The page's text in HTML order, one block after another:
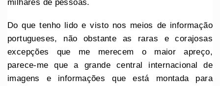
milhares de pessoas.
Do que tenho lido e visto nos meios de informação
portugueses, não obstante as raras e corajosas
excepções que me merecem o maior apreço,
parece-me que a grande central internacional de
imagens e informações que está montada para